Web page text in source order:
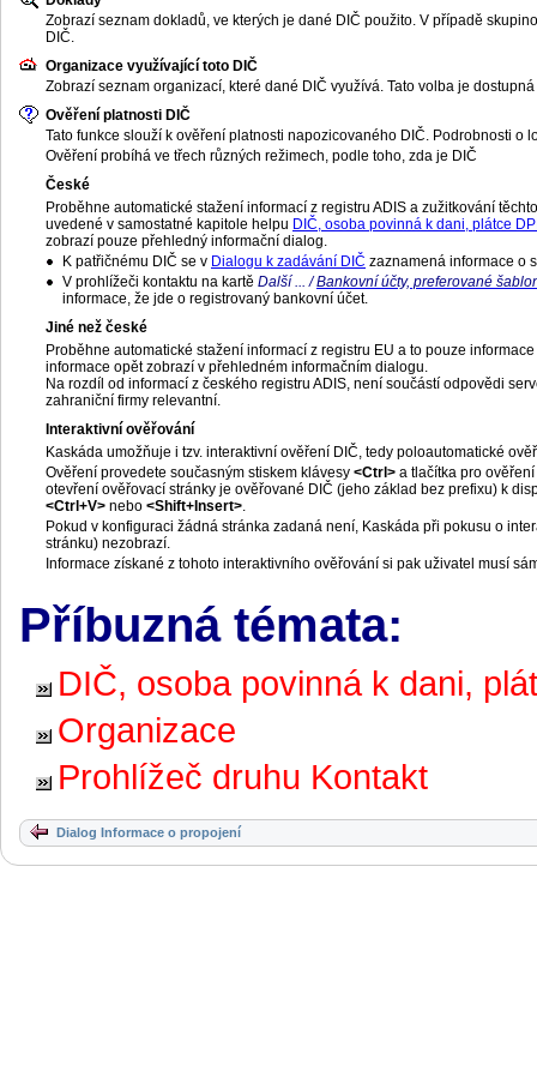
Zobrazí seznam dokladů, ve kterých je dané DIČ použito. V případě
DIČ.
Organizace využívající toto DIČ
Zobrazí seznam organizací, které dané DIČ využívá. Tato volba je
Ověření platnosti DIČ
Tato funkce slouží k ověření platnosti napozicovaného DIČ. Podrobnosti
Ověření probíhá ve třech různých režimech, podle toho, zda je DIČ
České
Proběhne automatické stažení informací z registru ADIS a zužitkování
uvedené v samostatné kapitole helpu DIČ, osoba povinná k dani, plátce
zobrazí pouze přehledný informační dialog.
K patřičnému DIČ se v Dialogu k zadávání DIČ zaznamená informace o
V prohlížeči kontaktu na kartě Další ... / Bankovní účty, preferované
informace, že jde o registrovaný bankovní účet.
Jiné než české
Proběhne automatické stažení informací z registru EU a to pouze
informace opět zobrazí v přehledném informačním dialogu.
Na rozdíl od informací z českého registru ADIS, není součástí odpovědi
zahraniční firmy relevantní.
Interaktivní ověřování
Kaskáda umožňuje i tzv. interaktivní ověření DIČ, tedy poloautomatické
Ověření provedete současným stiskem klávesy <Ctrl> a tlačítka pro
otevření ověřovací stránky je ověřované DIČ (jeho základ bez prefixu) k
<Ctrl+V> nebo <Shift+Insert>.
Pokud v konfiguraci žádná stránka zadaná není, Kaskáda při pokusu o
stránku) nezobrazí.
Informace získané z tohoto interaktivního ověřování si pak uživatel musí
Příbuzná témata:
DIČ, osoba povinná k dani,
Organizace
Prohlížeč druhu Kontakt
Dialog Informace o propojení